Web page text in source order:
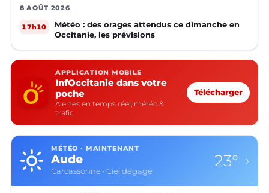
8 AOÛT 2026
17h10
Météo : des orages attendus ce dimanche en
Occitanie, les prévisions
APPLICATION MOBILE
InfOccitanie dans votre
poche
Alertes en temps réel, météo &
trafic
Télécharger
MÉTÉO · MAINTENANT
Aude
Carcassonne · Ciel dégagé
23° ›